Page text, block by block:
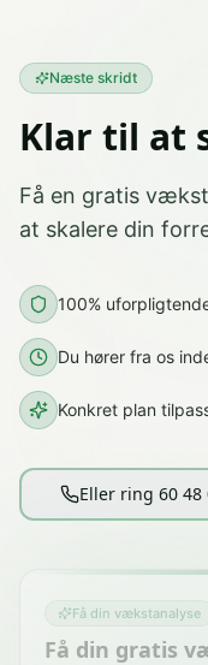
Næste skridt
Klar til at
Få en gratis
at skalere din
100%
Du hører fra os
Konkret plan
Eller ring 60 48
Få din vækstanalyse
Få din gratis